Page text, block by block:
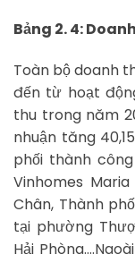
Bảng 2. 4:
Toàn bộ doanh
đến từ hoạt
thu trong năm
nhuận tăng
phối thành
Vinhomes
Chân, Thành
tại phường
Hải